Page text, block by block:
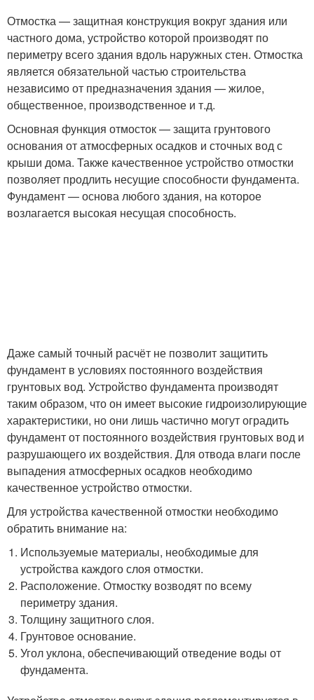
Отмостка — защитная конструкция вокруг здания или
частного дома, устройство которой производят по
периметру всего здания вдоль наружных стен. Отмостка
является обязательной частью строительства
независимо от предназначения здания — жилое,
общественное, производственное и т.д.
Основная функция отмосток — защита грунтового
основания от атмосферных осадков и сточных вод с
крыши дома. Также качественное устройство отмостки
позволяет продлить несущие способности фундамента.
Фундамент — основа любого здания, на которое
возлагается высокая несущая способность.
Даже самый точный расчёт не позволит защитить
фундамент в условиях постоянного воздействия
грунтовых вод. Устройство фундамента производят
таким образом, что он имеет высокие гидроизолирующие
характеристики, но они лишь частично могут оградить
фундамент от постоянного воздействия грунтовых вод и
разрушающего их воздействия. Для отвода влаги после
выпадения атмосферных осадков необходимо
качественное устройство отмостки.
Для устройства качественной отмостки необходимо
обратить внимание на:
Используемые материалы, необходимые для
устройства каждого слоя отмостки.
Расположение. Отмостку возводят по всему
периметру здания.
Толщину защитного слоя.
Грунтовое основание.
Угол уклона, обеспечивающий отведение воды от
фундамента.